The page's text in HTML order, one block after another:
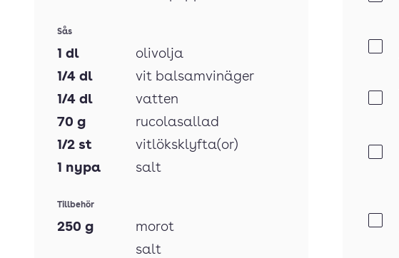
Sås
1 dl
olivolja
1/4 dl
vit balsamvinäger
1/4 dl
vatten
70 g
rucolasallad
1/2 st
vitlöksklyfta(or)
1 nypa salt
Tillbehör
250 g
morot
salt